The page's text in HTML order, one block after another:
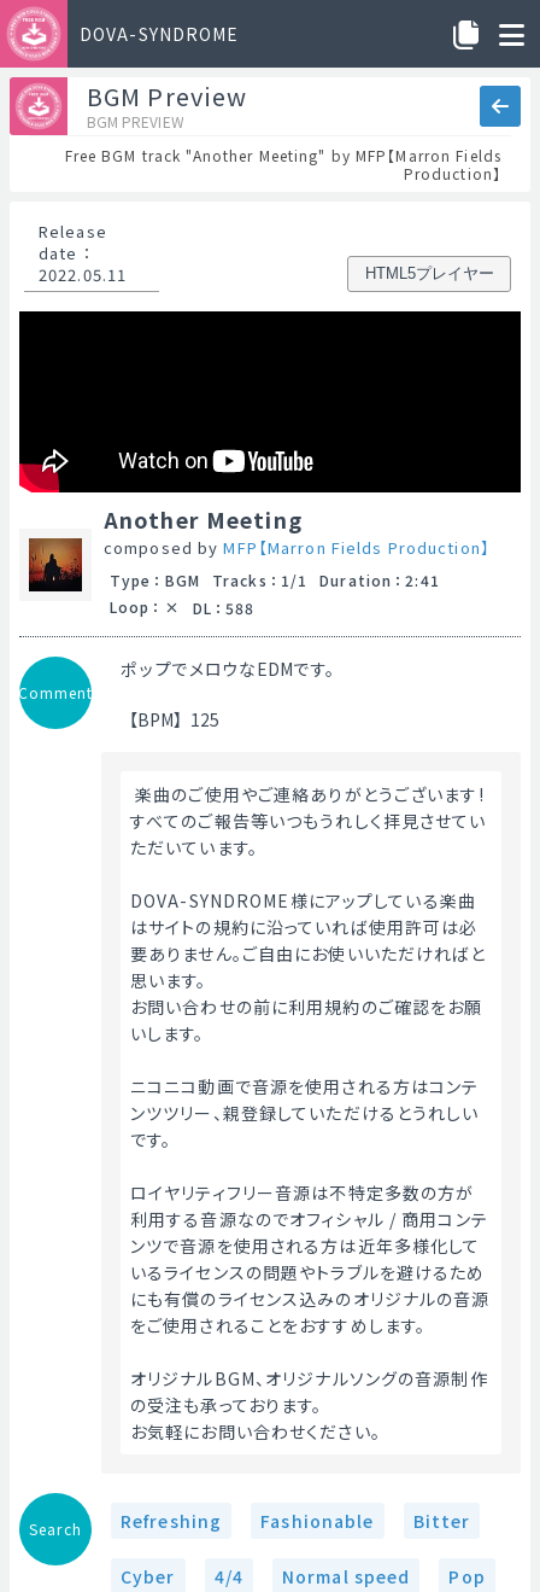
DOVA-SYNDROME
BGM Preview
BGM PREVIEW
Free BGM track "Another Meeting" by MFP【Marron Fields
Production】
Release
date ：
2022.05.11
HTML5プレイヤー
Another Meeting
composed byMFP【Marron Fields Production】
Type ： BGM Tracks ： 1/1 Duration ： 2:41
Loop ： DL ： 588
Comment
ポップでメロウなEDMです。
【BPM】125
楽曲のご使用やご連絡ありがとうございます!
すべてのご報告等いつもうれしく拝見させてい
ただいています。
DOVA-SYNDROME様にアップしている楽曲
はサイトの規約に沿っていれば使用許可は必
要ありません。ご自由にお使いいただければと
思います。
お問い合わせの前に利用規約のご確認をお願
いします。
ニコニコ動画で音源を使用される方はコンテ
ンツツリー、親登録していただけるとうれしい
です。
ロイヤリティフリー音源は不特定多数の方が
利用する音源なのでオフィシャル / 商用コンテ
ンツで音源を使用される方は近年多様化して
いるライセンスの問題やトラブルを避けるため
にも有償のライセンス込みのオリジナルの音源
をご使用されることをおすすめします。
オリジナルBGM、オリジナルソングの音源制作
の受注も承っております。
お気軽にお問い合わせください。
Search Refreshing Fashionable Bitter
Cyber 4/4 Normal speed Pop